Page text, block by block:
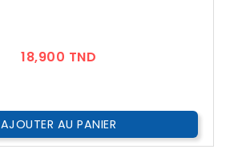
18,900 TND
AJOUTER AU PANIER